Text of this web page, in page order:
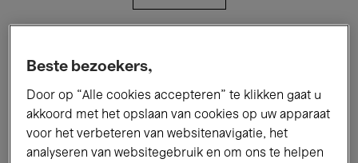
Performances Lezingen & Debatten
Jazz Klassieke Muziek Global Music
Beste bezoekers,
Door op “Alle cookies accepteren” te klikken gaat u
akkoord met het opslaan van cookies op uw apparaat
voor het verbeteren van websitenavigatie, het
analyseren van websitegebruik en om ons te helpen